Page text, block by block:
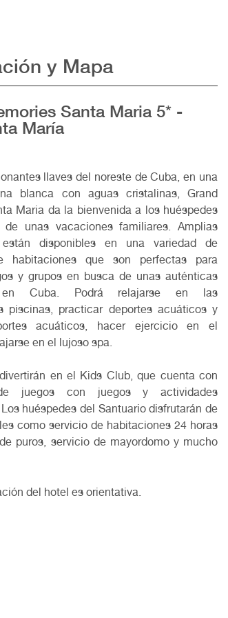
y Mapa
Santa Maria 5* -
María
llaves del noreste de Cuba, en una
blanca con aguas cristalinas, Grand
Maria da la bienvenida a los huéspedes
de unas vacaciones familiares. Amplias
están disponibles en una variedad de
habitaciones que son perfectas para
y grupos en busca de unas auténticas
en Cuba. Podrá relajarse en las
piscinas, practicar deportes acuáticos y
acuáticos, hacer ejercicio en el
en el lujoso spa.
en el Kids Club, que cuenta con
juegos con juegos y actividades
huéspedes del Santuario disfrutarán de
como servicio de habitaciones 24 horas
puros, servicio de mayordomo y mucho
del hotel es orientativa.